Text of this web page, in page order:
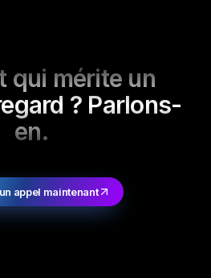
qui mérite un
? Parlons-
en.
appel maintenant